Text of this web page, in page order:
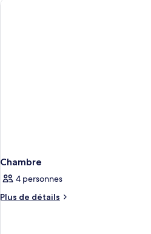
Chambre
4 personnes
Plus de détails
Plus